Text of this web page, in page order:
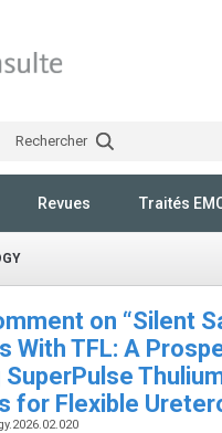
Rechercher
Revues Traités
on “Silent
With TFL: A
for Flexible